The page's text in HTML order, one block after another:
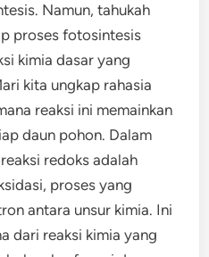
Namun, tahukah
proses fotosintesis
kimia dasar yang
kita ungkap rahasia
reaksi ini memainkan
daun pohon. Dalam
redoks adalah
proses yang
antara unsur kimia. Ini
dari reaksi kimia yang